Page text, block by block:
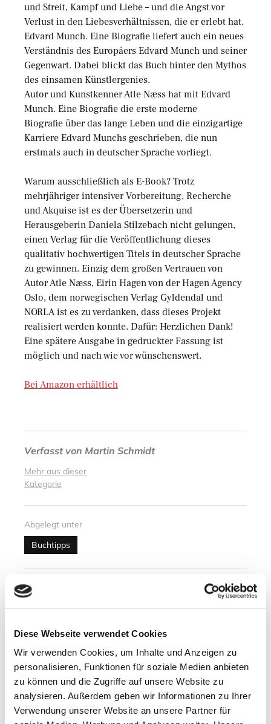
Diese Webseite verwendet Cookies
Wir verwenden Cookies, um Inhalte und Anzeigen zu
personalisieren, Funktionen für soziale Medien anbieten
zu können und die Zugriffe auf unsere Website zu
analysieren. Außerdem geben wir Informationen zu Ihrer
Verwendung unserer Website an unsere Partner für
und Streit, Kampf und Liebe – und die Angst vor
Verlust in den Liebesverhältnissen, die er erlebt hat.
Edvard Munch. Eine Biografie liefert auch ein neues
Verständnis des Europäers Edvard Munch und seiner
Gegenwart. Dabei blickt das Buch hinter den Mythos
des einsamen Künstlergenies.
Autor und Kunstkenner Atle Næss hat mit Edvard
Munch. Eine Biografie die erste moderne
Biografie über das lange Leben und die einzigartige
Karriere Edvard Munchs geschrieben, die nun
erstmals auch in deutscher Sprache vorliegt.
Warum ausschließlich als E-Book? Trotz
mehrjähriger intensiver Vorbereitung, Recherche
und Akquise ist es der Übersetzerin und
Herausgeberin Daniela Stilzebach nicht gelungen,
einen Verlag für die Veröffentlichung dieses
qualitativ hochwertigen Titels in deutscher Sprache
zu gewinnen. Einzig dem großen Vertrauen von
Autor Atle Næss, Eirin Hagen von der Hagen Agency
Oslo, dem norwegischen Verlag Gyldendal und
NORLA ist es zu verdanken, dass dieses Projekt
realisiert werden konnte. Dafür: Herzlichen Dank!
Eine spätere Ausgabe in gedruckter Fassung ist
möglich und nach wie vor wünschenswert.
Bei Amazon erhältlich
Verfasst von Martin Schmidt
Mehr aus dieser
Kategorie
Abgelegt unter
Buchtipps
Nächster Artikel
Mary`s Blog – Besuch in Oslo
Vorheriger Artikel
Schlossplatz in Oslo
wiedereröffnet
24. Oktober 2013